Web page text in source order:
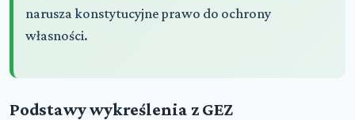
narusza konstytucyjne prawo do ochrony
własności.
Podstawy wykreślenia z GEZ